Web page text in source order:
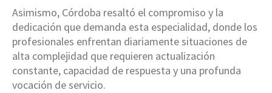
Asimismo, Córdoba resaltó el compromiso y la
dedicación que demanda esta especialidad, donde los
profesionales enfrentan diariamente situaciones de
alta complejidad que requieren actualización
constante, capacidad de respuesta y una profunda
vocación de servicio.